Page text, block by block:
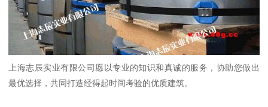
上海志辰实业有限公司愿以专业的知识和真诚的服务，协助您做出
最优选择，共同打造经得起时间考验的优质建筑。